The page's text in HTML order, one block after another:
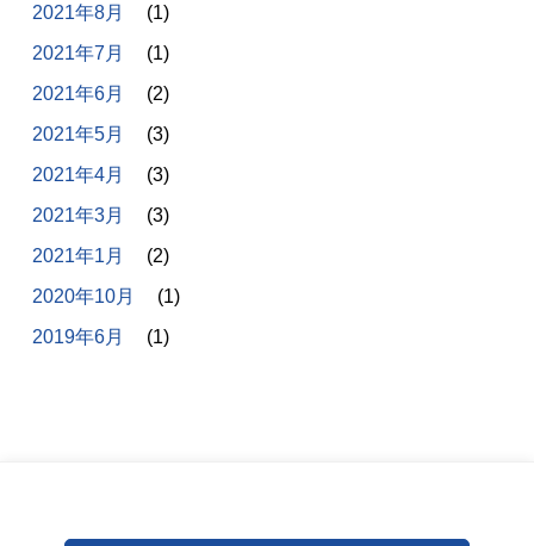
2021年8月
(1)
2021年7月
(1)
2021年6月
(2)
2021年5月
(3)
2021年4月
(3)
2021年3月
(3)
2021年1月
(2)
2020年10月
(1)
2019年6月
(1)